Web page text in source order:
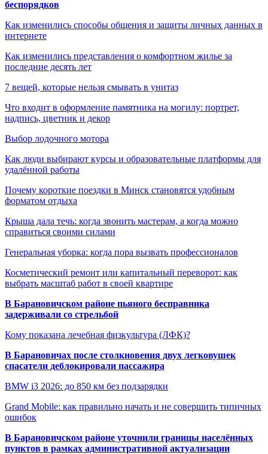
беспорядков
Как изменились способы общения и защиты личных данных в
интернете
Как изменились представления о комфортном жилье за
последние десять лет
7 вещей, которые нельзя смывать в унитаз
Что входит в оформление памятника на могилу: портрет,
надпись, цветник и декор
Выбор лодочного мотора
Как люди выбирают курсы и образовательные платформы для
удалённой работы
Почему короткие поездки в Минск становятся удобным
форматом отдыха
Крыша дала течь: когда звонить мастерам, а когда можно
справиться своими силами
Генеральная уборка: когда пора вызвать профессионалов
Косметический ремонт или капитальный переворот: как
выбрать масштаб работ в своей квартире
В Барановичском районе пьяного бесправника
задерживали со стрельбой
Кому показана лечебная физкультура (ЛФК)?
В Барановичах после столкновения двух легковушек
спасатели деблокировали пассажира
BMW i3 2026: до 850 км без подзарядки
Grand Mobile: как правильно начать и не совершить типичных
ошибок
В Барановичском районе уточнили границы населённых
пунктов в рамках административной актуализации